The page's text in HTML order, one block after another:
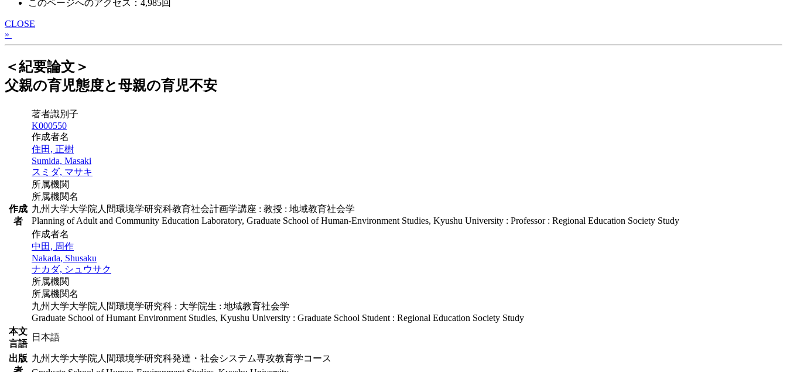
このページへのアクセス：4,985回
CLOSE
»
＜紀要論文＞
父親の育児態度と母親の育児不安
作成
者
著者識別子
K000550
作成者名
住田, 正樹
Sumida, Masaki
スミダ, マサキ
所属機関
所属機関名
九州大学大学院人間環境学研究科教育社会計画学講座 : 教授 : 地域教育社会学
Planning of Adult and Community Education Laboratory, Graduate School of Human-Environment Studies, Kyushu University : Professor : Regional Education Society Study
作成者名
中田, 周作
Nakada, Shusaku
ナカダ, シュウサク
所属機関
所属機関名
九州大学大学院人間環境学研究科 : 大学院生 : 地域教育社会学
Graduate School of Humant Environment Studies, Kyushu University : Graduate School Student : Regional Education Society Study
本文
言語
日本語
出版 九州大学大学院人間環境学研究科発達・社会システム専攻教育学コース